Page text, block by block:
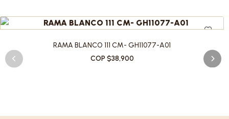
RAMA BLANCO 111 CM- GH11077-A01
COP $38,900